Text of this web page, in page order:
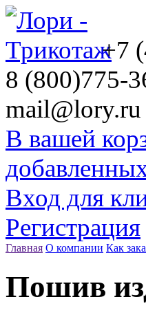
+7
8 (800)775-
mail@lory.ru
В вашей
Вход для
Регистрация
Главная О компании Как
Пошив